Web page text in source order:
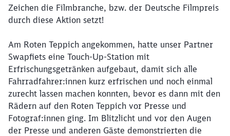
Zeichen die Filmbranche, bzw. der Deutsche Filmpreis
durch diese Aktion setzt!
Am Roten Teppich angekommen, hatte unser Partner
Swapfiets eine Touch-Up-Station mit
Erfrischungsgetränken aufgebaut, damit sich alle
Fahrradfahrer:innen kurz erfrischen und noch einmal
zurecht lassen machen konnten, bevor es dann mit den
Rädern auf den Roten Teppich vor Presse und
Fotograf:innen ging. Im Blitzlicht und vor den Augen
der Presse und anderen Gäste demonstrierten die